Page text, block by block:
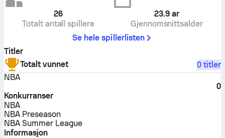
26
Totalt antall spillere
23.9 ar
Gjennomsnittsalder
Se hele spillerlisten
Titler
Totalt vunnet
0 titler
NBA
0
Konkurranser
NBA
NBA Preseason
NBA Summer League
Informasjon